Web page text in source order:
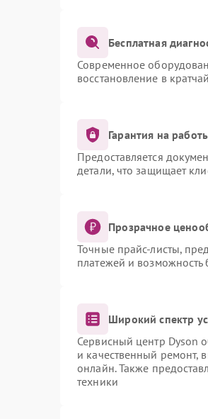
Бесплатная
Современное
восстановление в
Гарантия на
Предоставляется
детали, что защищает
Прозрачное
Точные прайс-листы,
платежей и возможность
Широкий спектр
Сервисный центр Dyson
и качественный ремонт,
онлайн. Также
техники